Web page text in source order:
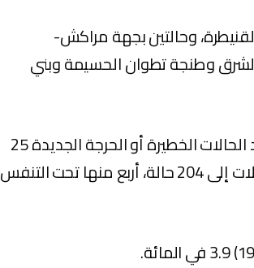
وحالتين بجهة مراكش-
وطنجة تطوان الحسيمة وبني
وبلغ مجموع الحالات النشطة 4267 حالة، فيما بلغ عدد الحالات الخطيرة أو الحرجة الجديدة 25
حالة خلال الـ24 ساعة الأخيرة، ليصل مجموع هذه الحالات إلى 204 حالة، أربع منها تحت التنفس